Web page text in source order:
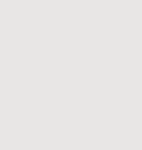
Sie ein menschlicher
stehen